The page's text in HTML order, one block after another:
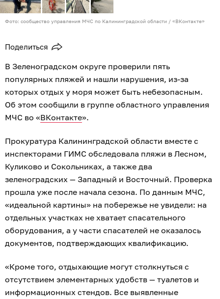
Фото: сообщество управления МЧС по Калининградской области / «ВКонтакте»
Поделиться
В Зеленоградском округе проверили пять
популярных пляжей и нашли нарушения, из-за
которых отдых у моря может быть небезопасным.
Об этом сообщили в группе областного управления
МЧС во «ВКонтакте».
Прокуратура Калининградской области вместе с
инспекторами ГИМС обследовала пляжи в Лесном,
Куликово и Сокольниках, а также два
зеленоградских — Западный и Восточный. Проверка
прошла уже после начала сезона. По данным МЧС,
«идеальной картины» на побережье не увидели: на
отдельных участках не хватает спасательного
оборудования, а у части спасателей не оказалось
документов, подтверждающих квалификацию.
«Кроме того, отдыхающие могут столкнуться с
отсутствием элементарных удобств — туалетов и
информационных стендов. Все выявленные